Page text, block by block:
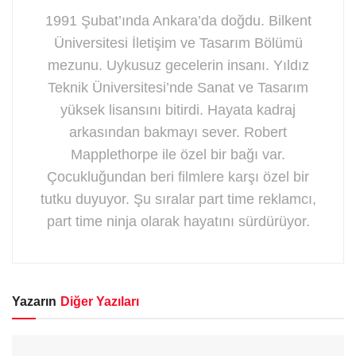
1991 Şubat’ında Ankara’da doğdu. Bilkent
Üniversitesi İletişim ve Tasarım Bölümü
mezunu. Uykusuz gecelerin insanı. Yıldız
Teknik Üniversitesi’nde Sanat ve Tasarım
yüksek lisansını bitirdi. Hayata kadraj
arkasından bakmayı sever. Robert
Mapplethorpe ile özel bir bağı var.
Çocukluğundan beri filmlere karşı özel bir
tutku duyuyor. Şu sıralar part time reklamcı,
part time ninja olarak hayatını sürdürüyor.
Yazarın Diğer Yazıları